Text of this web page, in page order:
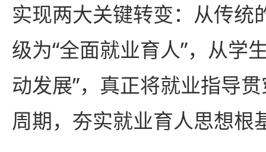
实现两大关键转变：从传统
级为“全面就业育人”，从学
动发展”，真正将就业指导
周期，夯实就业育人思想根